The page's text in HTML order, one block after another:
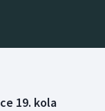
19. kola